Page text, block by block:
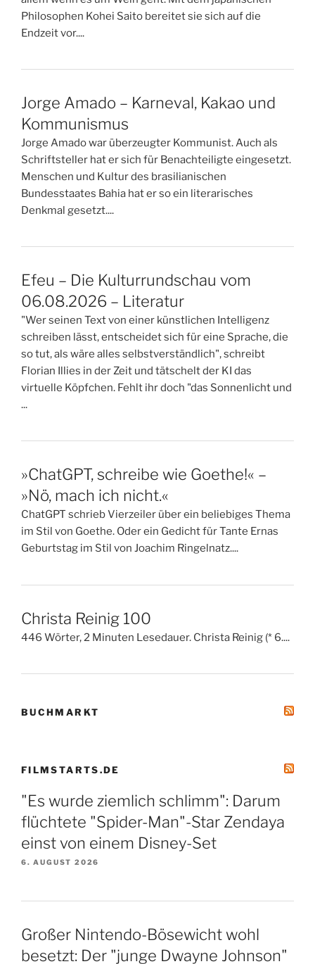
Philosophen Kohei Saito bereitet sie sich auf die
Endzeit vor....
Jorge Amado – Karneval, Kakao und
Kommunismus
Jorge Amado war überzeugter Kommunist. Auch als
Schriftsteller hat er sich für Benachteiligte eingesetzt.
Menschen und Kultur des brasilianischen
Bundesstaates Bahia hat er so ein literarisches
Denkmal gesetzt....
Efeu – Die Kulturrundschau vom
06.08.2026 – Literatur
"Wer seinen Text von einer künstlichen Intelligenz
schreiben lässt, entscheidet sich für eine Sprache, die
so tut, als wäre alles selbstverständlich", schreibt
Florian Illies in der Zeit und tätschelt der KI das
virtuelle Köpfchen. Fehlt ihr doch "das Sonnenlicht und
...
»ChatGPT, schreibe wie Goethe!« –
»Nö, mach ich nicht.«
ChatGPT schrieb Vierzeiler über ein beliebiges Thema
im Stil von Goethe. Oder ein Gedicht für Tante Ernas
Geburtstag im Stil von Joachim Ringelnatz....
Christa Reinig 100
446 Wörter, 2 Minuten Lesedauer. Christa Reinig (* 6....
BUCHMARKT
FILMSTARTS.DE
"Es wurde ziemlich schlimm": Darum
flüchtete "Spider-Man"-Star Zendaya
einst von einem Disney-Set
6. AUGUST 2026
Großer Nintendo-Bösewicht wohl
besetzt: Der "junge Dwayne Johnson"